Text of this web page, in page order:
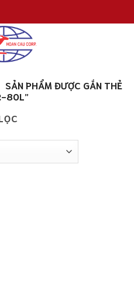
SẢN PHẨM ĐƯỢC GẮN THẺ
80L”